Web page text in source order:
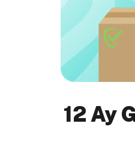
12 Ay